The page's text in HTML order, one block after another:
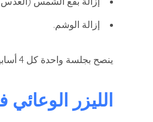
إزالة الوشم.
ينصح بجلسة واحدة كل 4 أسابيع. سيقيم الطبيب عدد الجلسات اللازمة التي سيقم بها لتحقيق النتيجة المرجوة.
الليزر الوعائي